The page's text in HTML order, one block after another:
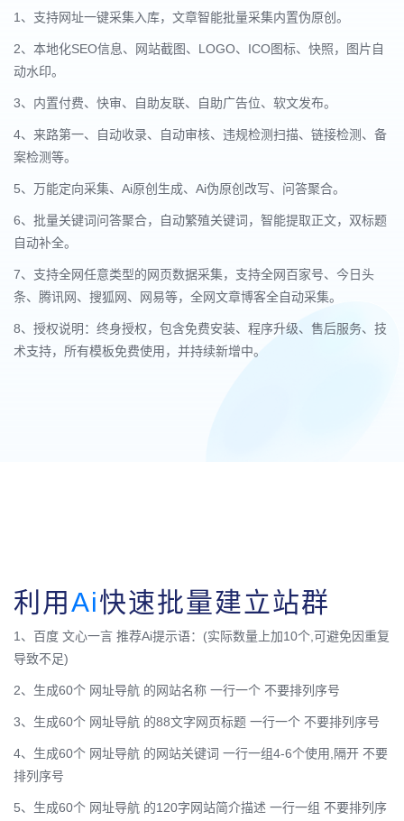
1、支持网址一键采集入库，文章智能批量采集内置伪原创。
2、本地化SEO信息、网站截图、LOGO、ICO图标、快照，图片自
动水印。
3、内置付费、快审、自助友联、自助广告位、软文发布。
4、来路第一、自动收录、自动审核、违规检测扫描、链接检测、备
案检测等。
5、万能定向采集、Ai原创生成、Ai伪原创改写、问答聚合。
6、批量关键词问答聚合，自动繁殖关键词，智能提取正文，双标题
自动补全。
7、支持全网任意类型的网页数据采集，支持全网百家号、今日头
条、腾讯网、搜狐网、网易等，全网文章博客全自动采集。
8、授权说明：终身授权，包含免费安装、程序升级、售后服务、技
术支持，所有模板免费使用，并持续新增中。
利用 Ai快速批量建立站群
1、百度 文心一言 推荐Ai提示语：(实际数量上加10个,可避免因重复
导致不足)
2、生成60个 网址导航 的网站名称 一行一个 不要排列序号
3、生成60个 网址导航 的88文字网页标题 一行一个 不要排列序号
4、生成60个 网址导航 的网站关键词 一行一组4-6个使用,隔开 不要
排列序号
5、生成60个 网址导航 的120字网站简介描述 一行一组 不要排列序